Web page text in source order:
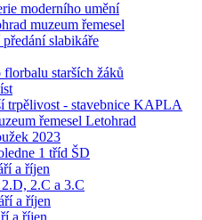
moderního umění
muzeum řemesel
slabikáře
starších žáků
trpělivost - stavebnice KAPLA
řemesel Letohrad
2023
1 tříd ŠD
a říjen
2.C a 3.C
a říjen